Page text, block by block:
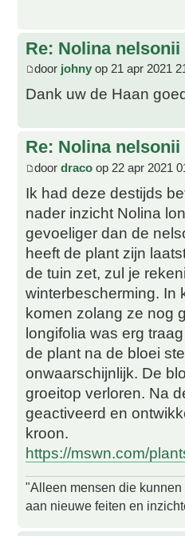
Re: Nolina nelsonii
door johny op 21 apr 2021
Dank uw de Haan
Re: Nolina nelsonii
door draco op 22 apr 2021
Ik had deze destijds
nader inzicht Nolina
gevoeliger dan de
heeft de plant zijn
de tuin zet, zul je
winterbescherming. In
komen zolang ze nog
longifolia was erg
de plant na de bloei
onwaarschijnlijk. De
groeitop verloren. Na
geactiveerd en
kroon.
https://mswn.com/
"Alleen mensen die
aan nieuwe feiten en